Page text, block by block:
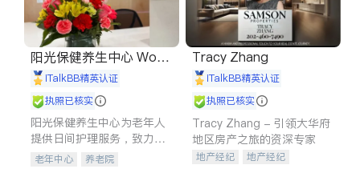
阳光保健养生中心 World
shine
iTalkBB精英认证
执照已核实
阳光保健养生中心为老年人
提供日间护理服务，致力于
通过持续的护理创新来有效
老年中心 养老院
Tracy Zhang
iTalkBB精英认证
执照已核实
Tracy Zhang - 引领大华府
地区房产之旅的资深专家
地产经纪
地产经纪